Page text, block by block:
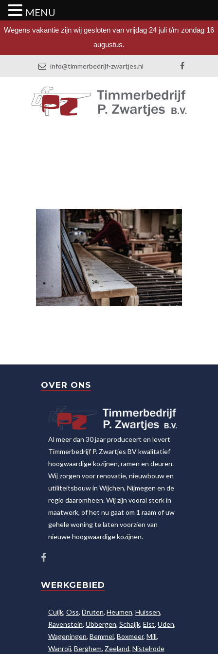
Wegens vakantie zijn wij gesloten van vrijdag 24 juli t/m zondag 16
augustus.
info@timmerbedrijf-zwartjes.nl
OVER ONS
Al meer dan 30 jaar produceert en levert
Timmerbedrijf P. Zwartjes BV kwalitatief
hoogwaardige kozijnen, ramen en deuren.
Wij zorgen voor renovatie, nieuwbouw en
utiliteitsbouw in Wijchen, Nijmegen en de
regio daaromheen. Wij zijn vooral sterk in
maatwerk, of het nu gaat om 1 raam of uw
gehele woning te laten voorzien van
nieuwe hoogwaardige kozijnen.
WERKGEBIED
Cuijk, Oss, Druten, Heumen, Huissen,
Ravenstein, Ubbergen, Schaijk, Elst, Uden,
Wageningen, Bemmel, Boxmeer, Mill,
Wanroij, Berghem, Zeeland, Nistelrode
MENU